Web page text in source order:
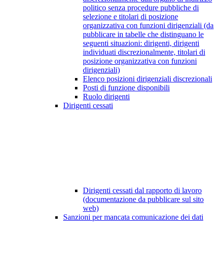
politico senza procedure pubbliche di
selezione e titolari di posizione
organizzativa con funzioni dirigenziali (da
pubblicare in tabelle che distinguano le
seguenti situazioni: dirigenti, dirigenti
individuati discrezionalmente, titolari di
posizione organizzativa con funzioni
dirigenziali)
Elenco posizioni dirigenziali discrezionali
Posti di funzione disponibili
Ruolo dirigenti
Dirigenti cessati
Dirigenti cessati dal rapporto di lavoro
(documentazione da pubblicare sul sito
web)
Sanzioni per mancata comunicazione dei dati